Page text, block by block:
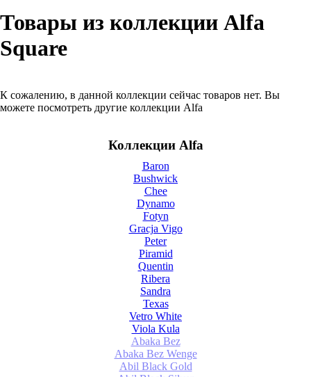
Товары из коллекции Alfa
Square
К сожалению, в данной коллекции сейчас товаров нет. Вы
можете посмотреть другие коллекции Alfa
Коллекции Alfa
Baron
Bushwick
Chee
Dynamo
Fotyn
Gracja Vigo
Peter
Piramid
Quentin
Ribera
Sandra
Texas
Vetro White
Viola Kula
Abaka Bez
Abaka Bez Wenge
Abil Black Gold